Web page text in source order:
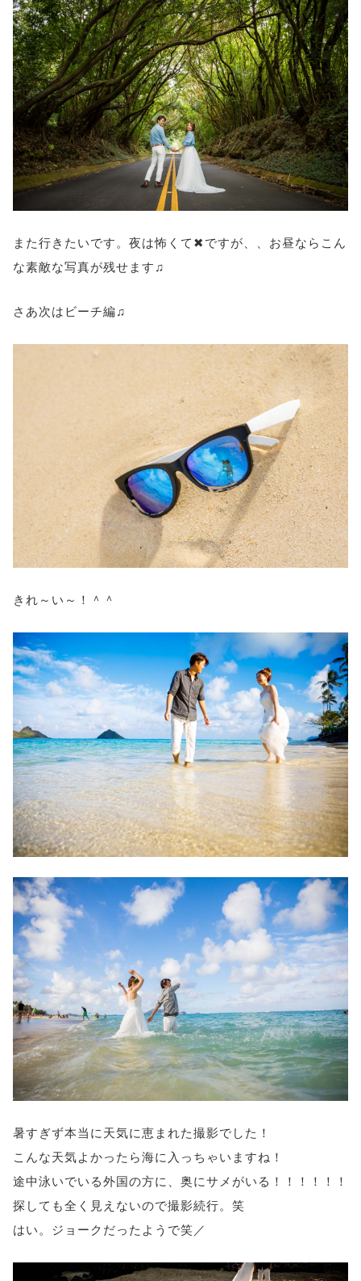
また行きたいです。夜は怖くて✖ですが、、お昼ならこん
な素敵な写真が残せます♫
さあ次はビーチ編♫
きれ～い～！＾＾
暑すぎず本当に天気に恵まれた撮影でした！
こんな天気よかったら海に入っちゃいますね！
途中泳いでいる外国の方に、奥にサメがいる！！！！！！
探しても全く見えないので撮影続行。笑
はい。ジョークだったようで笑／